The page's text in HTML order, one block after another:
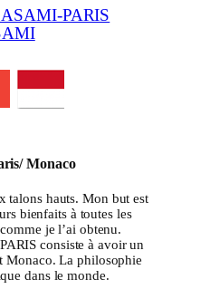
ASAMI-PARIS
Monaco
talons hauts. Mon but est
bienfaits à toutes les
je l’ai obtenu.
consiste à avoir un
Monaco. La philosophie
dans le monde.